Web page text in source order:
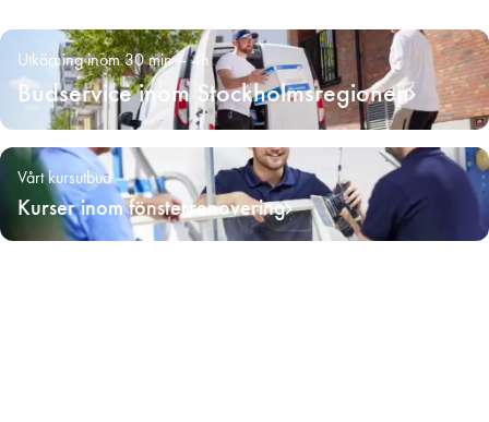
Utkörning inom 30 min – 4h
Budservice inom Stockholmsregionen
Vårt kursutbud
Kurser inom fönsterrenovering